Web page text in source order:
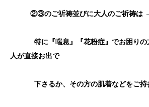
②③のご祈祷並びに大人のご祈祷は
特に『喘息』『花粉症』でお困り
人が直接お出で
下さるか、その方の肌着などをご持